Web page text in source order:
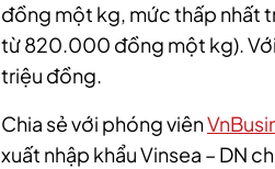
đồng một kg, mức thấp nhất
từ 820.000 đồng một kg).
triệu đồng.
Chia sẻ với phóng viên
xuất nhập khẩu Vinsea – DN